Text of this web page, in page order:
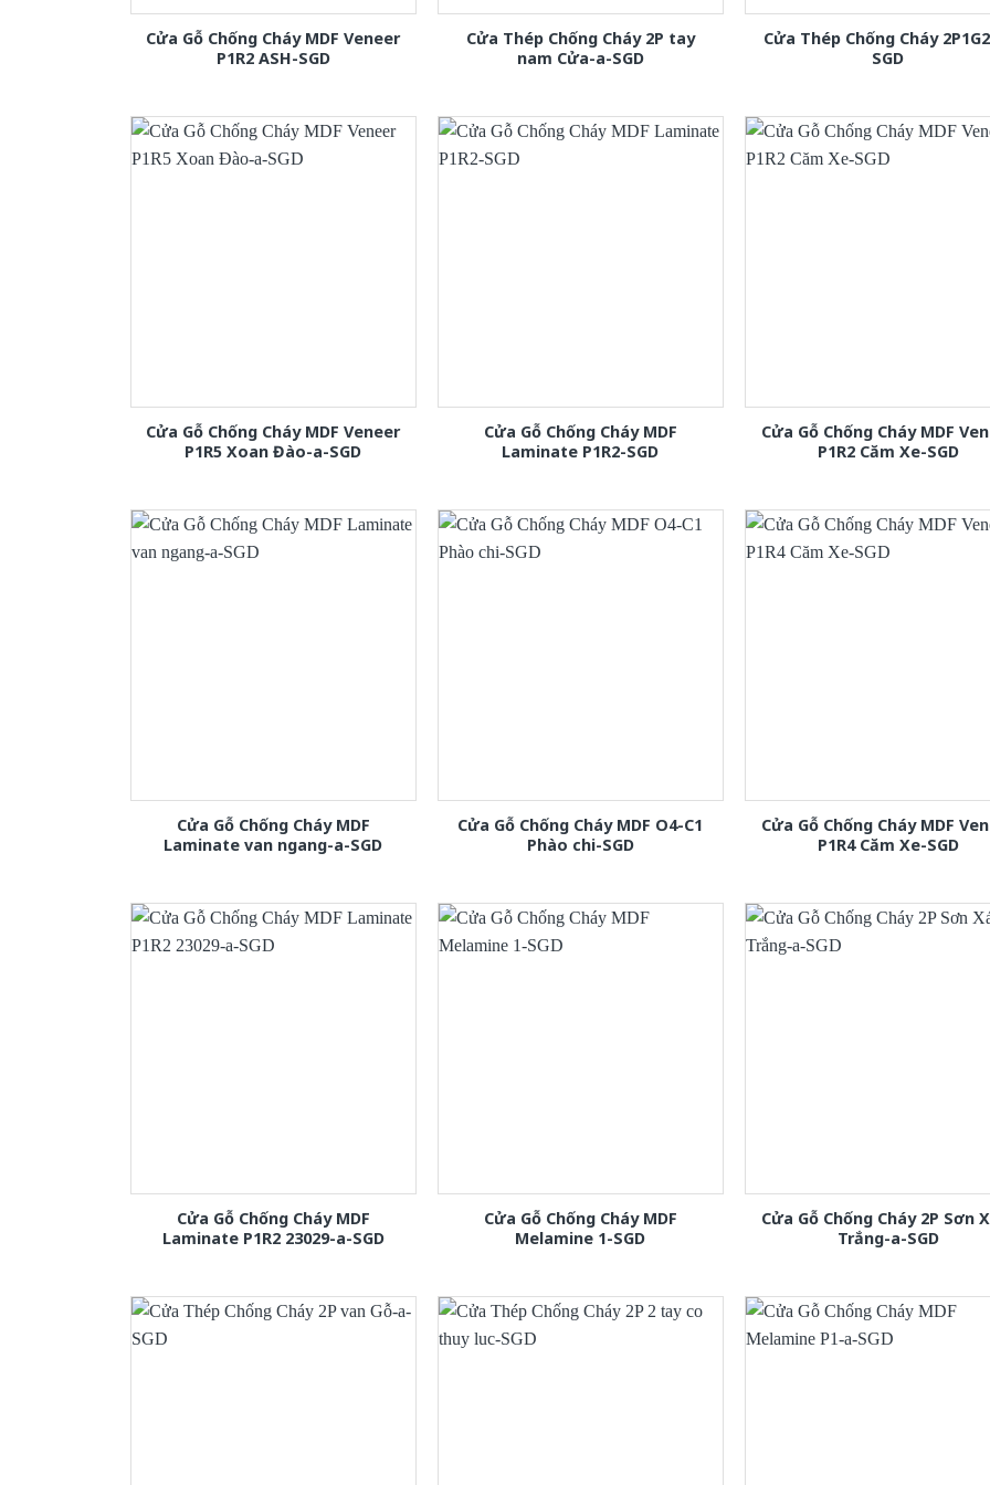
Cửa Gỗ Chống Cháy MDF Veneer
P1R2 ASH-SGD
Cửa Thép Chống Cháy 2P tay
nam Cửa-a-SGD
Cửa Thép Chống Cháy
SGD
Cửa Gỗ Chống Cháy MDF Veneer
P1R5 Xoan Đào-a-SGD
Cửa Gỗ Chống Cháy MDF
Laminate P1R2-SGD
Cửa Gỗ Chống Cháy MDF
P1R2 Căm Xe-SGD
Cửa Gỗ Chống Cháy MDF
Laminate van ngang-a-SGD
Cửa Gỗ Chống Cháy MDF O4-C1
Phào chi-SGD
Cửa Gỗ Chống Cháy MDF
P1R4 Căm Xe-SGD
Cửa Gỗ Chống Cháy MDF
Laminate P1R2 23029-a-SGD
Cửa Gỗ Chống Cháy MDF
Melamine 1-SGD
Cửa Gỗ Chống Cháy 2P Sơn
Trắng-a-SGD